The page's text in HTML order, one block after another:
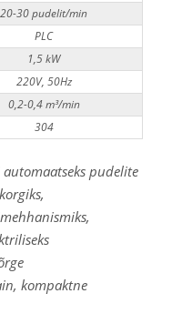
20-30 pudelit/min
PLC
1,5 kW
220V, 50Hz
0,2-0,4 m³/min
304
pudelite
kompaktne